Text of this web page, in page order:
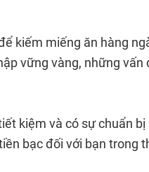
kiếm miếng ăn hàng
vững vàng, những vấn
kiệm và có sự chuẩn bị
bạc đối với bạn trong